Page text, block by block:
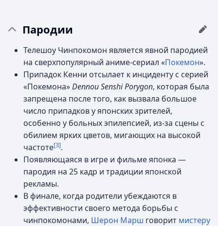
Пародии
Телешоу Чинпокомон является явной пародией
на сверхпопулярный аниме-сериал «Покемон».
Припадок Кенни отсылает к инциденту с серией
«Покемона»Dennou Senshi Porygon, которая была
запрещена после того, как вызвала большое
число припадков у японских зрителей,
особенно у больных эпилепсией, из-за сцены с
обилием ярких цветов, мигающих на высокой
частоте[3].
Появляющаяся в игре и фильме японка —
пародия на 25 кадр и традиции японской
рекламы.
В финале, когда родители убеждаются в
эффективности своего метода борьбы с
чинпокомонами, Шерон Марш говорит мистеру